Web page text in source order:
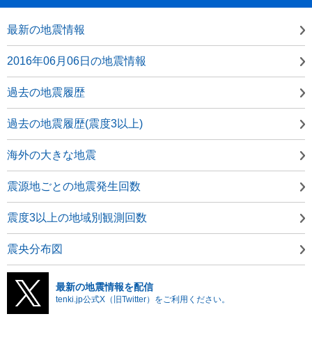
最新の地震情報
2016年06月06日の地震情報
過去の地震履歴
過去の地震履歴(震度3以上)
海外の大きな地震
震源地ごとの地震発生回数
震度3以上の地域別観測回数
震央分布図
最新の地震情報を配信
tenki.jp公式X（旧Twitter）をご利用ください。